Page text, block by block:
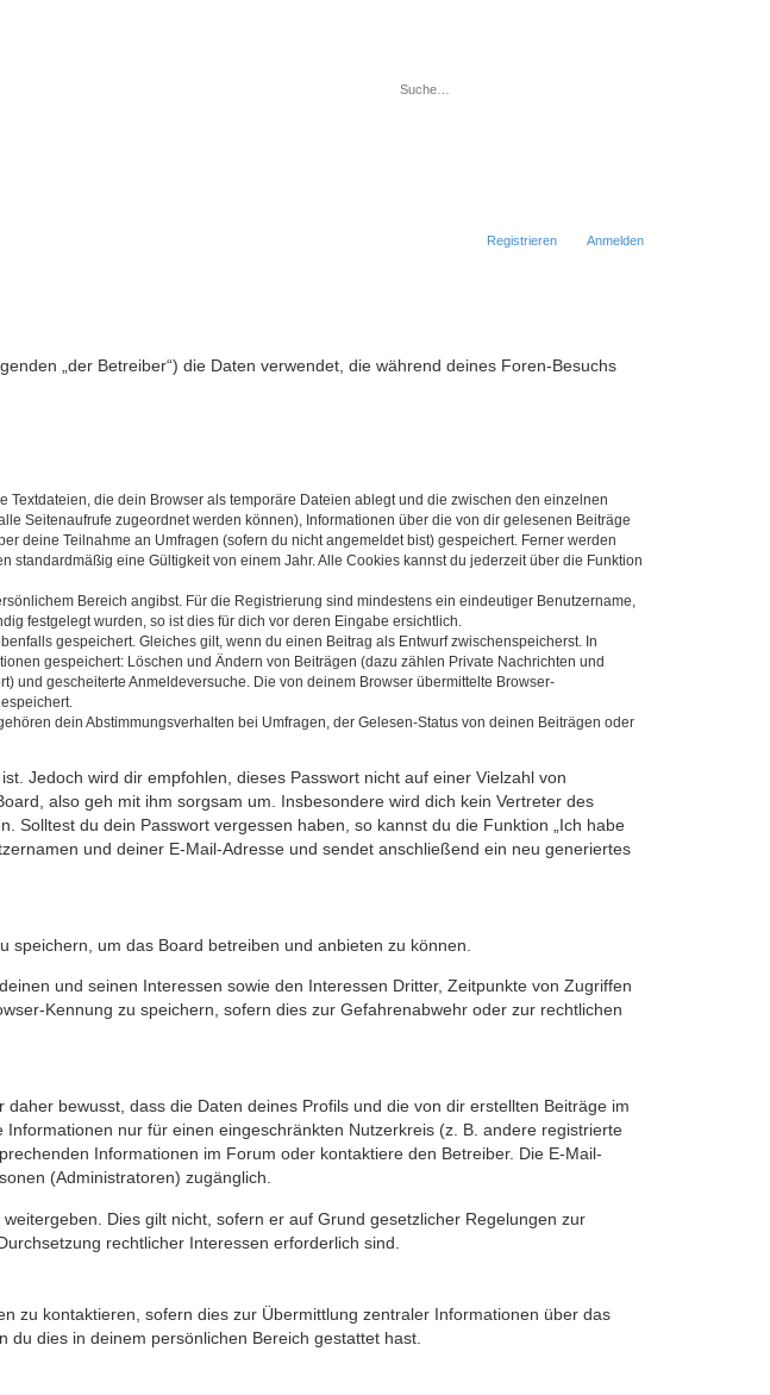
Anmelden
Registrieren
„der Betreiber“) die Daten verwendet, die während deines Foren-Besuchs
die dein Browser als temporäre Dateien ablegt und die zwischen den einzelnen
Seitenaufrufe zugeordnet werden können), Informationen über die von dir gelesenen Beiträge
deine Teilnahme an Umfragen (sofern du nicht angemeldet bist) gespeichert. Ferner werden
eine Gültigkeit von einem Jahr. Alle Cookies kannst du jederzeit über die Funktion
Bereich angibst. Für die Registrierung sind mindestens ein eindeutiger Benutzername,
festgelegt wurden, so ist dies für dich vor deren Eingabe ersichtlich.
gespeichert. Gleiches gilt, wenn du einen Beitrag als Entwurf zwischenspeicherst. In
gespeichert: Löschen und Ändern von Beiträgen (dazu zählen Private Nachrichten und
und gescheiterte Anmeldeversuche. Die von deinem Browser übermittelte Browser-
dein Abstimmungsverhalten bei Umfragen, der Gelesen-Status von deinen Beiträgen oder
Jedoch wird dir empfohlen, dieses Passwort nicht auf einer Vielzahl von
also geh mit ihm sorgsam um. Insbesondere wird dich kein Vertreter des
Solltest du dein Passwort vergessen haben, so kannst du die Funktion „Ich habe
und deiner E-Mail-Adresse und sendet anschließend ein neu generiertes
um das Board betreiben und anbieten zu können.
und seinen Interessen sowie den Interessen Dritter, Zeitpunkte von Zugriffen
Kennung zu speichern, sofern dies zur Gefahrenabwehr oder zur rechtlichen
bewusst, dass die Daten deines Profils und die von dir erstellten Beiträge im
nur für einen eingeschränkten Nutzerkreis (z. B. andere registrierte
Informationen im Forum oder kontaktiere den Betreiber. Die E-Mail-
(Administratoren) zugänglich.
Dies gilt nicht, sofern er auf Grund gesetzlicher Regelungen zur
rechtlicher Interessen erforderlich sind.
zu kontaktieren, sofern dies zur Übermittlung zentraler Informationen über das
dies in deinem persönlichen Bereich gestattet hast.